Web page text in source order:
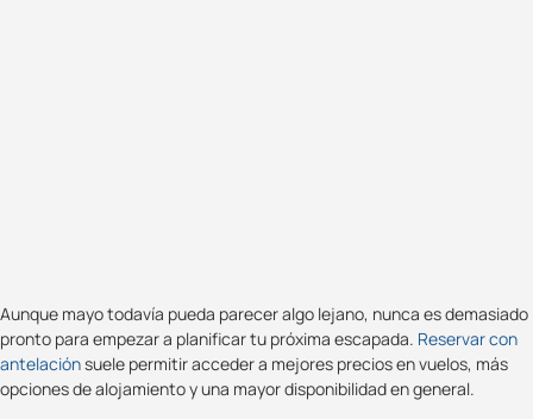
Aunque mayo todavía pueda parecer algo lejano, nunca es demasiado
pronto para empezar a planificar tu próxima escapada. Reservar con
antelaciónsuele permitir acceder a mejores precios en vuelos, más
opciones de alojamiento y una mayor disponibilidad en general.